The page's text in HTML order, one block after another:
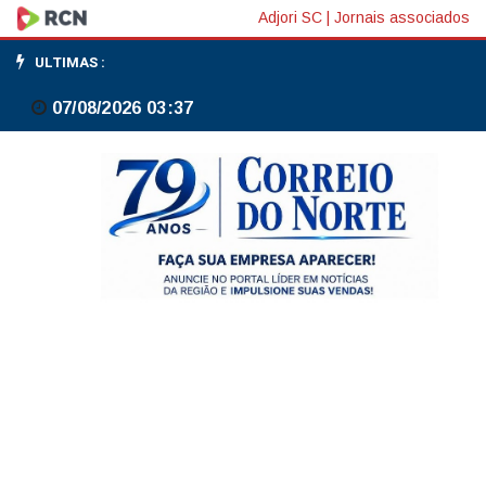
Focus:
mediana
de
Adjori SC Jornais associados
ULTIMAS :
07/08/2026 03:37